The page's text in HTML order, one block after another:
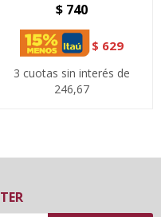
$ 740
$ 629
3 cuotas sin interés de
246,67